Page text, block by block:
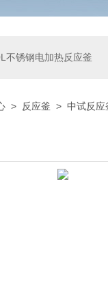
不锈钢电加热反应釜
> 反应釜 > 中试反应